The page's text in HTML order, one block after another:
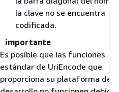
la clave no se encuentra
codificada.
importante
Es posible que las funciones
estándar de UriEncode que
proporciona su plataforma de